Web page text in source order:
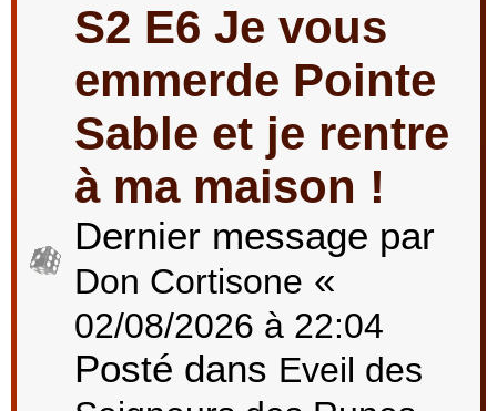
S2 E6 Je vous
emmerde Pointe
Sable et je rentre
à ma maison !
Dernier message par
Don Cortisone «
02/08/2026 à 22:04
Posté dans Eveil des